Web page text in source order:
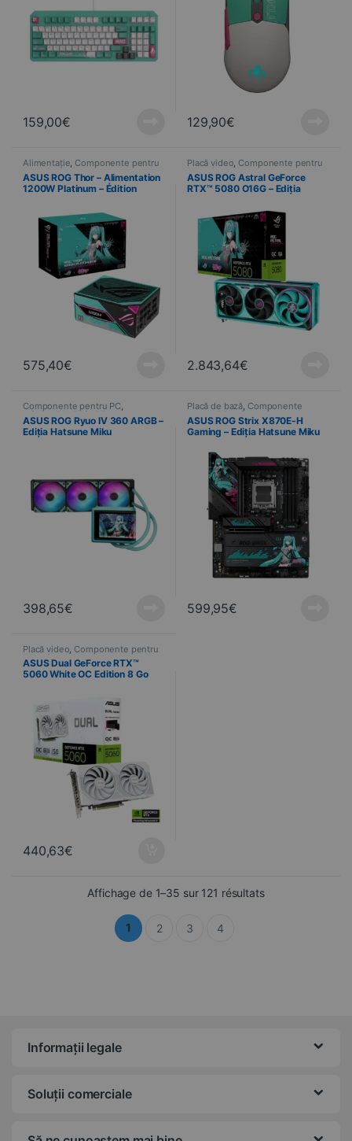
159,00€ 129,90€
Alimentație, Componente pentru
PC, Informatică
ASUS ROG Thor – Alimentation
1200W Platinum – Édition
575,40€
Placă video, Componente pentru
PC, Informatică
ASUS ROG Astral GeForce
RTX™ 5080 O16G – Ediția
2.843,64€
Componente pentru PC,
Informatică, Refroidissement
ASUS ROG Ryuo IV 360 ARGB –
Ediția Hatsune Miku
398,65€
Placă de bază, Componente
pentru PC ,Informatică
ASUS ROG Strix X870E-H
Gaming – Ediția Hatsune Miku
599,95€
Placă video Componente pentru
PC, Informatică
ASUS Dual GeForce RTX™
5060 White OC Edition 8 Go
440,63€
Affichage de 1–35 sur 121 résultatsTrié du plus
1 2 3 4
Informații legale
Soluții comerciale